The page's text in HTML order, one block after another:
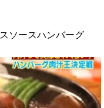
ソースハンバーグ